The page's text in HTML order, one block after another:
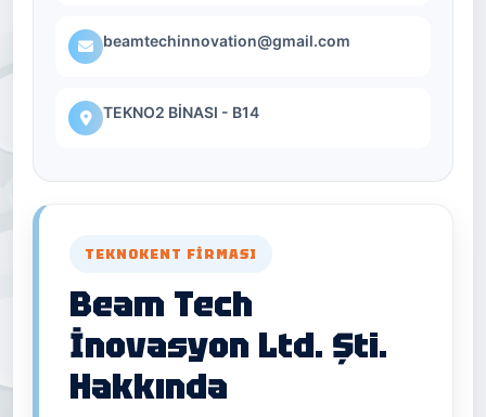
beamtechinnovation@gmail.com
TEKNO2 BİNASI - B14
TEKNOKENT FIRMASI
Beam Tech
İnovasyon Ltd. Şti.
Hakkında